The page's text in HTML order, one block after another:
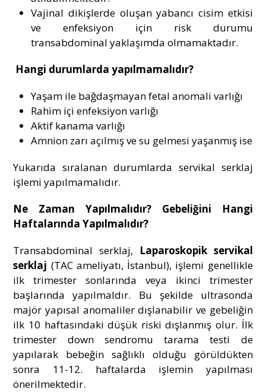
Vajinal dikişlerde oluşan yabancı cisim etkisi
ve enfeksiyon için risk durumu
transabdominal yaklaşımda olmamaktadır.
Hangi durumlarda yapılmamalıdır?
Yaşam ile bağdaşmayan fetal anomali varlığı
Rahim içi enfeksiyon varlığı
Aktif kanama varlığı
Amnion zarı açılmış ve su gelmesi yaşanmış ise
Yukarıda sıralanan durumlarda servikal serklaj
işlemi yapılmamalıdır.
Ne Zaman Yapılmalıdır? Gebeliğini Hangi
Haftalarında Yapılmalıdır?
Transabdominal serklaj, Laparoskopik servikal
serklaj (TAC ameliyatı, İstanbul), işlemi genellikle
ilk trimester sonlarında veya ikinci trimester
başlarında yapılmaldır. Bu şekilde ultrasonda
majör yapısal anomaliler dışlanabilir ve gebeliğin
ilk 10 haftasındaki düşük riski dışlanmış olur. İlk
trimester down sendromu tarama testi de
yapılarak bebeğin sağlıklı olduğu görüldükten
sonra 11-12. haftalarda işlemin yapılması
önerilmektedir.